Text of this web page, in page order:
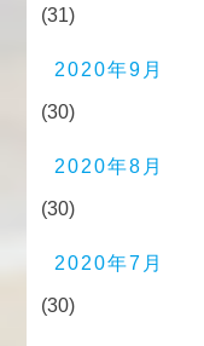
(31)
2020年9月
(30)
2020年8月
(30)
2020年7月
(30)